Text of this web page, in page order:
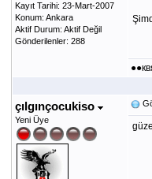
Kayıt Tarihi: 23-Mart-2007
Konum: Ankara
Aktif Durum: Aktif Değil
Gönderilenler: 288
çılgınçocukiso
Yeni Üye